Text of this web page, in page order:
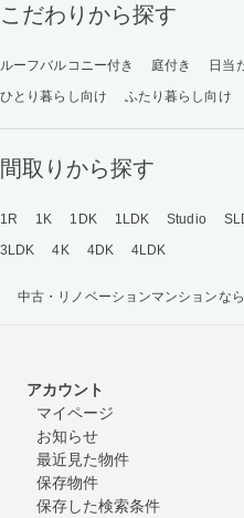
こだわりから探す
ルーフバルコニー付き 庭付き 日当
ひとり暮らし向け
ふたり暮らし向け
間取りから探す
1R 1K 1DK 1LDK Studio
3LDK
4K 4DK 4LDK
中古・リノベーションマンションな
アカウント
マイページ
お知らせ
最近見た物件
保存物件
保存した検索条件